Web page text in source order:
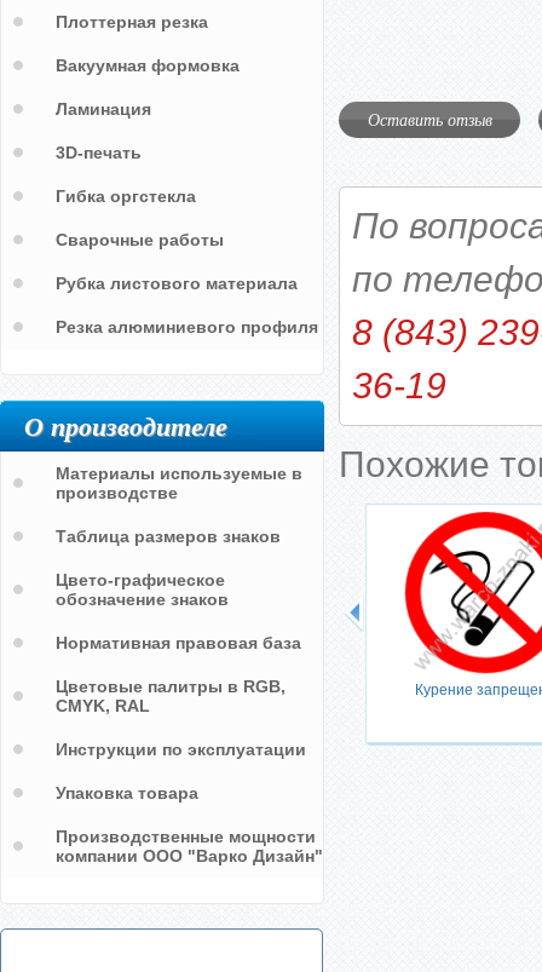
Оставить отзыв
По
по
8 (843)
36-19
Похожие
Курение
Плоттерная резка
Вакуумная формовка
Ламинация
3D-печать
Гибка оргстекла
Сварочные работы
Рубка листового материала
Резка алюминиевого профиля
О производителе
Материалы используемые в
производстве
Таблица размеров знаков
Цвето-графическое
обозначение знаков
Нормативная правовая база
Цветовые палитры в RGB,
CMYK, RAL
Инструкции по эксплуатации
Упаковка товара
Производственные мощности
компании ООО "Варко Дизайн"